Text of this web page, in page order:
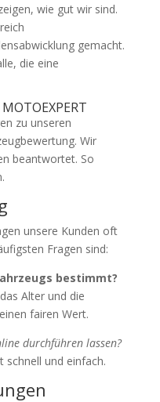
wie gut wir sind.
gemacht.
die eine
zu unseren
Wir
beantwortet. So
unsere Kunden oft
Fragen sind:
bestimmt?
Alter und die
fairen Wert.
durchführen lassen?
schnell und einfach.